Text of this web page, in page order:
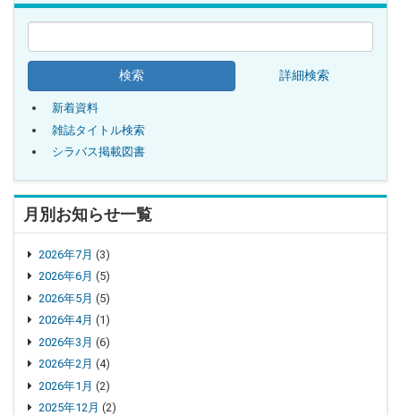
詳細検索
新着資料
雑誌タイトル検索
シラバス掲載図書
月別お知らせ一覧
2026年7月 (3)
2026年6月 (5)
2026年5月 (5)
2026年4月 (1)
2026年3月 (6)
2026年2月 (4)
2026年1月 (2)
2025年12月 (2)